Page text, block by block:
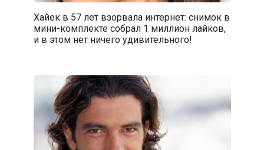
Хайек в 57 лет взорвала интернет: снимок в
мини-комплекте собрал 1 миллион лайков,
и в этом нет ничего удивительного!